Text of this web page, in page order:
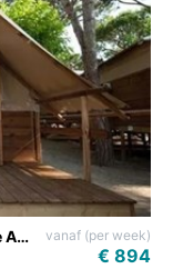
Safaritent met badkamer en airco aan de Adriatische Zee vanaf (per week)
€ 894